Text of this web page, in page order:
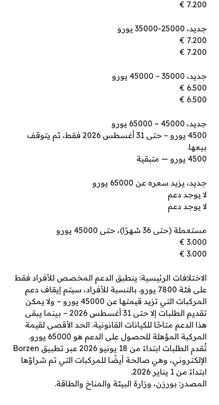
7.200 €
جديد، 25000-35000 يورو
7.200 €
7.200 €
جديد، 35000 – 45000 يورو
6.500 €
6.500 €
جديد، 45000 – 65000 يورو
4500 يورو – حتى 31 أغسطس 2026 فقط، ثم يتوقف
بيعها.
4500 يورو — متبقية
جديد، يزيد سعره عن 65000 يورو
لا يوجد دعم
لا يوجد دعم
مستعملة (حتى 36 شهرًا)، حتى 45000 يورو
3.000 €
3.000 €
الاختلافات الرئيسية: ينطبق الدعم المخصص للأفراد فقط
على فئة 7800 يورو. بالنسبة للأفراد، سيتم إيقاف دعم
المركبات التي تزيد قيمتها عن 45000 يورو – ولا يمكن
تقديم الطلبات إلا حتى 31 أغسطس 2026 – بينما يبقى
هذا الدعم متاحًا للكيانات القانونية. الحد الأقصى لقيمة
المركبة المؤهلة للحصول على الدعم هو 65000 يورو.
تُقدم الطلبات ابتداءً من 18 يونيو 2026 عبر تطبيق Borzen
الإلكتروني، وهي صالحة أيضًا للمركبات التي تم شراؤها
ابتداءً من 1 يناير 2026.
المصدر: بورزن، وزارة البيئة والمناخ والطاقة.